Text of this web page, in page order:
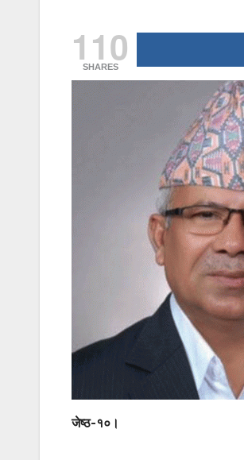
110
SHARES
जेष्ठ-१०।